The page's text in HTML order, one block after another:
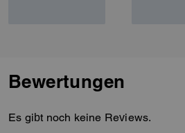
Bewertungen
Es gibt noch keine Reviews.